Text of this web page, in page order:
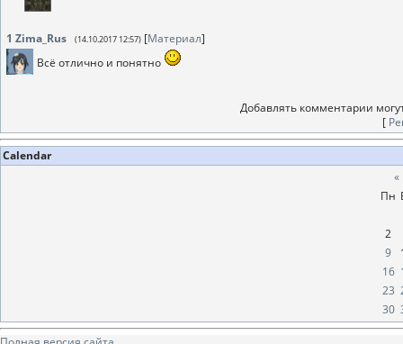
1 Zima_Rus (14.10.2017 12:57) [Материал]
Всё отлично и понятно
Добавлять комментарии
[
Calendar
«
Пн
2
9
16
23
30